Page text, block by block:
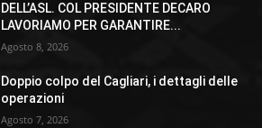
DELL’ASL. COL PRESIDENTE DECARO
LAVORIAMO PER GARANTIRE...
Agosto 8, 2026
Doppio colpo del Cagliari, i dettagli delle
operazioni
Agosto 7, 2026